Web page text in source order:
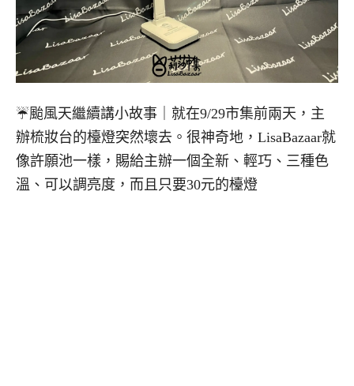
☔️颱風天繼續講小故事｜就在9/29市集前兩天，主
辦梳妝台的檯燈突然壞去。很神奇地，LisaBazaar就
像許願池一樣，賜給主辦一個全新、輕巧、三種色
溫、可以調亮度，而且只要30元的檯燈